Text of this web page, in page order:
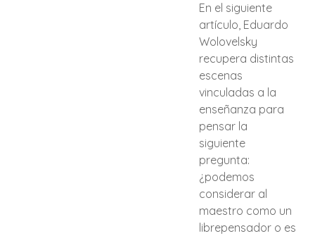
En el siguiente
artículo, Eduardo
Wolovelsky
recupera distintas
escenas
vinculadas a la
enseñanza para
pensar la
siguiente
pregunta:
¿podemos
considerar al
maestro como un
librepensador o es